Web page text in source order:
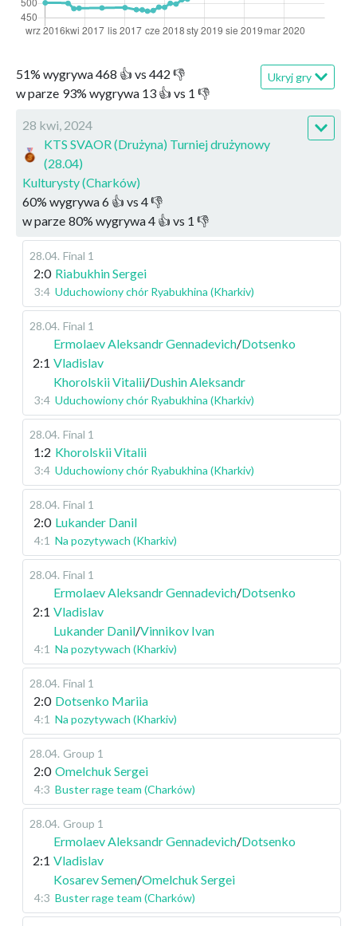
51% wygrywa468 👍 vs 442 👎
w parze 93% wygrywa 13 👍 vs 1 👎
Ukryj gry
28 kwi, 2024
KTS SVAOR (Drużyna) Turniej drużynowy
(28.04)
Kulturysty (Charków)
60% wygrywa6 👍 vs 4👎
w parze 80% wygrywa4 👍 vs 1 👎
28.04. Final 1
2:0 Riabukhin Sergei
3:4 Uduchowiony chór Ryabukhina (Kharkiv)
28.04. Final 1
2:1
Ermolaev Aleksandr Gennadevich/Dotsenko
Vladislav
Khorolskii Vitalii/Dushin Aleksandr
3:4 Uduchowiony chór Ryabukhina (Kharkiv)
28.04. Final 1
1:2 Khorolskii Vitalii
3:4 Uduchowiony chór Ryabukhina (Kharkiv)
28.04. Final 1
2:0 Lukander Danil
4:1 Na pozytywach (Kharkiv)
28.04. Final 1
2:1
Ermolaev Aleksandr Gennadevich/Dotsenko
Vladislav
Lukander Danil/Vinnikov Ivan
4:1 Na pozytywach (Kharkiv)
28.04. Final 1
2:0 Dotsenko Mariia
4:1 Na pozytywach (Kharkiv)
28.04. Group 1
2:0 Omelchuk Sergei
4:3 Buster rage team (Charków)
28.04. Group 1
2:1
Ermolaev Aleksandr Gennadevich/Dotsenko
Vladislav
Kosarev Semen/Omelchuk Sergei
4:3 Buster rage team (Charków)